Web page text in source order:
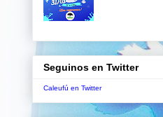
Seguinos en Twitter
Caleufú en Twitter